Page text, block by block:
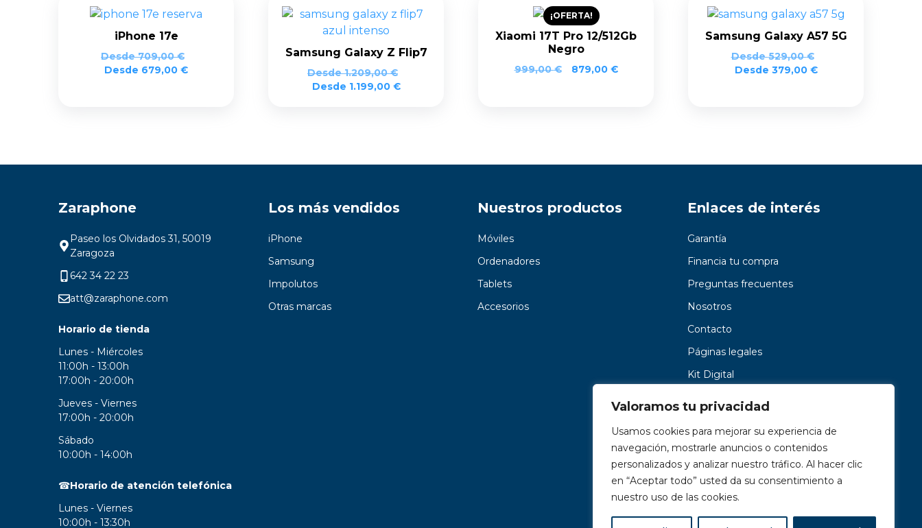
Valoramos tu privacidad
Usamos cookies para mejorar su experiencia de
navegación, mostrarle anuncios o contenidos
personalizados y analizar nuestro tráfico. Al hacer clic
en “Aceptar todo” usted da su consentimiento a
nuestro uso de las cookies.
iPhone 17e
Desde709,00€
Desde 679,00 €
Samsung Galaxy Z Flip7
Desde1.209,00€
Desde 1.199,00 €
¡OFERTA!
Xiaomi 17T Pro 12/512Gb
Negro
999,00€
El
879,00 €El
Samsung Galaxy A57 5G
Desde529,00€
Desde 379,00 €
Zaraphone
Paseo los Olvidados 31, 50019
Zaragoza
642 34 22 23
att@zaraphone.com
Horario de tienda
Lunes - Miércoles
11:00h - 13:00h
17:00h - 20:00h
Jueves - Viernes
17:00h - 20:00h
Sábado
10:00h - 14:00h
☎Horario de atención telefónica
Lunes - Viernes
10:00h - 13:30h
Los más vendidos
iPhone
Samsung
Impolutos
Otras marcas
Nuestros productos
Móviles
Ordenadores
Tablets
Accesorios
Enlaces de interés
Garantía
Financia tu compra
Preguntas frecuentes
Nosotros
Contacto
Páginas legales
Kit Digital